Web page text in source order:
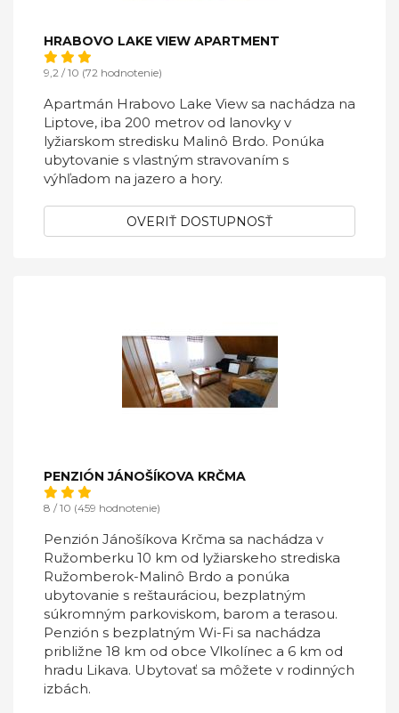
HRABOVO LAKE VIEW APARTMENT
9,2 / 10 (72 hodnotenie)
Apartmán Hrabovo Lake View sa nachádza na
Liptove, iba 200 metrov od lanovky v
lyžiarskom stredisku Malinô Brdo. Ponúka
ubytovanie s vlastným stravovaním s
výhľadom na jazero a hory.
OVERIŤ DOSTUPNOSŤ
PENZIÓN JÁNOŠÍKOVA KRČMA
8 / 10 (459 hodnotenie)
Penzión Jánošíkova Krčma sa nachádza v
Ružomberku 10 km od lyžiarskeho strediska
Ružomberok-Malinô Brdo a ponúka
ubytovanie s reštauráciou, bezplatným
súkromným parkoviskom, barom a terasou.
Penzión s bezplatným Wi-Fi sa nachádza
približne 18 km od obce Vlkolínec a 6 km od
hradu Likava. Ubytovať sa môžete v rodinných
izbách.